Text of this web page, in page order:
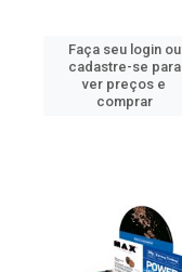
Faça seu login ou
cadastre-se para
ver preços e
comprar